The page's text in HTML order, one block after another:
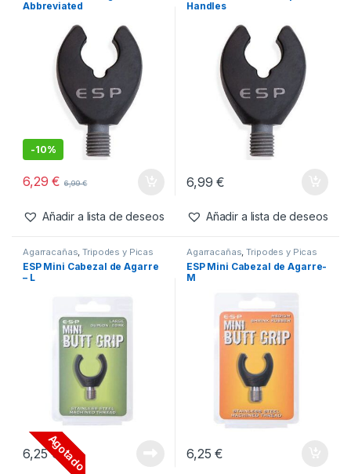
Abbreviated
-10%
6,29€ 6,99€
Añadir a lista de deseos
Handles
6,99€
Añadir a lista de deseos
Agarracañas,Tripodes y Picas
ESP Mini Cabezal de Agarre
– L
Agotado
6,25€
Agarracañas,Tripodes y Picas
ESP Mini Cabezal de Agarre-
M
6,25€